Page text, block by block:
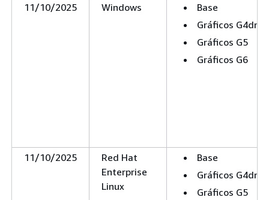
11/10/2025 Windows
Base
Gráficos G4dn
Gráficos G5
Gráficos G6
11/10/2025
Red Hat
Enterprise
Linux
Base
Gráficos G4dn
Gráficos G5